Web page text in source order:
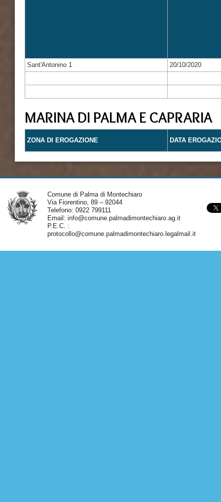
Sant'Antonino 1 20/10/2020
MARINA DI PALMA E CAPRARIA
ZONA DI EROGAZIONE DATA
Comune di Palma di Montechiaro
Via Fiorentino, 89 – 92044
Telefono: 0922 799111
Email: info@comune.palmadimontechiaro.ag.it
P.E.C. :
protocollo@comune.palmadimontechiaro.legalmail.it